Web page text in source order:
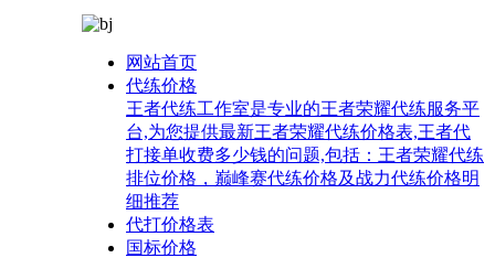
网站首页
代练价格
王者代练工作室是专业的王者荣耀代练服务平
台,为您提供最新王者荣耀代练价格表,王者代
打接单收费多少钱的问题,包括：王者荣耀代练
排位价格，巅峰赛代练价格及战力代练价格明
细推荐
代打价格表
国标价格